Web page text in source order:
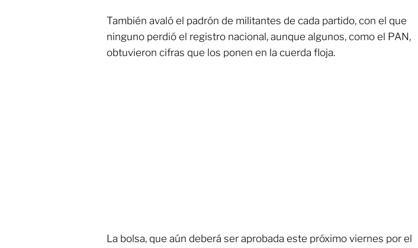
También avaló el padrón de militantes de cada partido, con el que
ninguno perdió el registro nacional, aunque algunos, como el PAN,
obtuvieron cifras que los ponen en la cuerda floja.
La bolsa, que aún deberá ser aprobada este próximo viernes por el